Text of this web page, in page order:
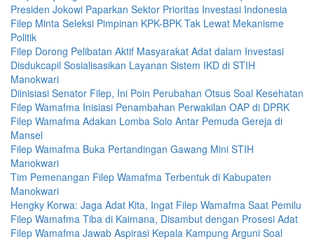
Presiden Jokowi Paparkan Sektor Prioritas Investasi Indonesia
Filep Minta Seleksi Pimpinan KPK-BPK Tak Lewat Mekanisme
Politik
Filep Dorong Pelibatan Aktif Masyarakat Adat dalam Investasi
Disdukcapil Sosialisasikan Layanan Sistem IKD di STIH
Manokwari
Diinisiasi Senator Filep, Ini Poin Perubahan Otsus Soal Kesehatan
Filep Wamafma Inisiasi Penambahan Perwakilan OAP di DPRK
Filep Wamafma Adakan Lomba Solo Antar Pemuda Gereja di
Mansel
Filep Wamafma Buka Pertandingan Gawang Mini STIH
Manokwari
Tim Pemenangan Filep Wamafma Terbentuk di Kabupaten
Manokwari
Hengky Korwa: Jaga Adat Kita, Ingat Filep Wamafma Saat Pemilu
Filep Wamafma Tiba di Kaimana, Disambut dengan Prosesi Adat
Filep Wamafma Jawab Aspirasi Kepala Kampung Arguni Soal